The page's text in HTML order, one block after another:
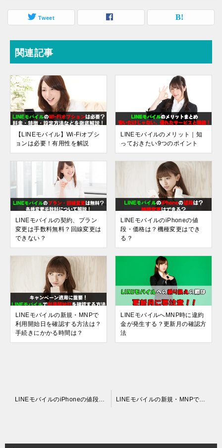
Tweet
関連記事
【LINEモバイル】Wi-Fiオプシ
ョンは必要！有用性を解説
LINEモバイルのメリット｜知
っておきたい9つのポイント
LINEモバイルの契約、プラン
変更は手数料無料？回線変更は
できない？
LINEモバイルのiPhoneの値
段・価格は？機種変更はでき
る？
LINEモバイルの新規・MNPで
利用開始日を確認する方法は？
手続きにかかる時間は？
LINEモバイルへMNP時に違約
金が発生する？更新月の確認方
法
ビ
LINEモバイルのiPhoneの値段・価格は？機種変更はできる？ LINEモバイルの新規・MNPで利用開始日を確認する方法は？手続きにかかる時間は？